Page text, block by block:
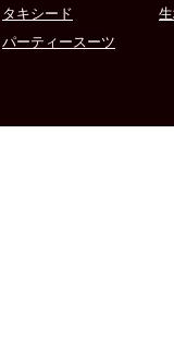
タキシード
パーティースーツ